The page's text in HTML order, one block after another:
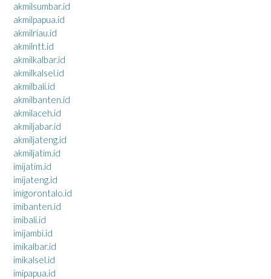
akmilsumbar.id
akmilpapua.id
akmilriau.id
akmilntt.id
akmilkalbar.id
akmilkalsel.id
akmilbali.id
akmilbanten.id
akmilaceh.id
akmiljabar.id
akmiljateng.id
akmiljatim.id
imijatim.id
imijateng.id
imigorontalo.id
imibanten.id
imibali.id
imijambi.id
imikalbar.id
imikalsel.id
imipapua.id